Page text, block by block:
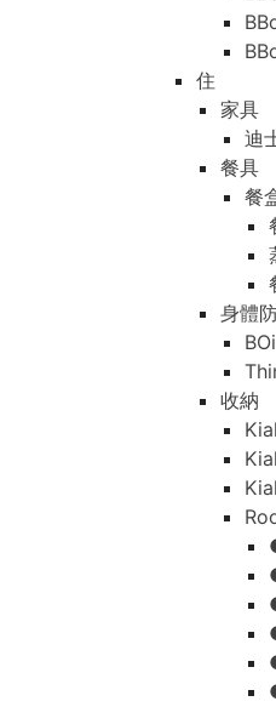
住
家具
迪
餐具
餐
身體
收納